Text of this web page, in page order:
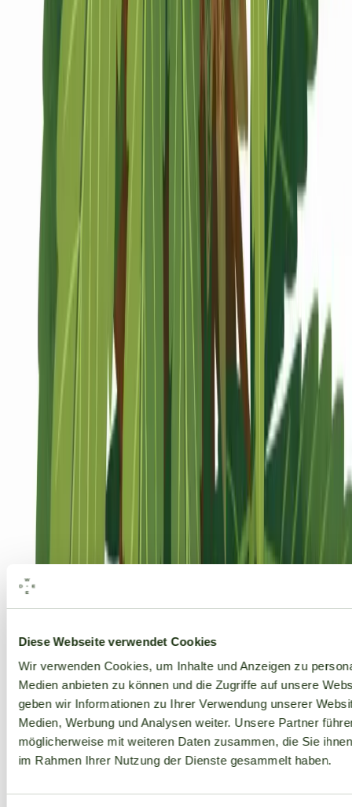
Diese Webseite verwendet Cookies
Wir verwenden Cookies, um Inhalte und Anzeigen zu
Medien anbieten zu können und die Zugriffe auf unsere
geben wir Informationen zu Ihrer Verwendung unserer
Medien, Werbung und Analysen weiter. Unsere Partner
möglicherweise mit weiteren Daten zusammen, die Sie
im Rahmen Ihrer Nutzung der Dienste gesammelt haben.
Marken